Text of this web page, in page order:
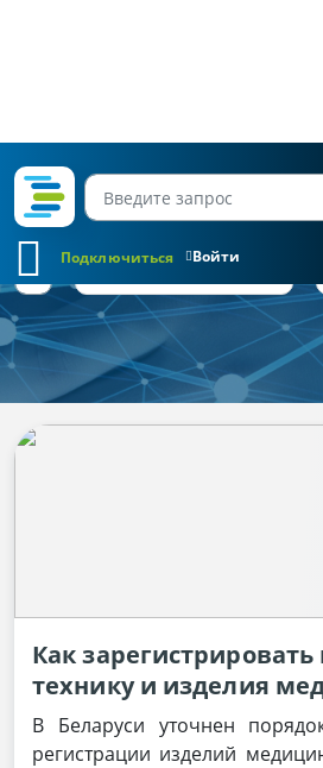
Коротко о важном
Как
технику и изделия
В Беларуси уточнен
регистрации изделий